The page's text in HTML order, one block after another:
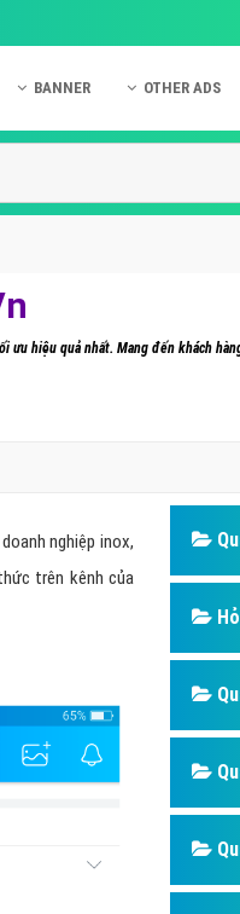
BANNER OTHER ADS
Dịch vụ
Hỏi đáp
Hỏi đáp
Hỏi đáp
Hỏi đáp
Hỏi đáp viết
Quảng cáo
hiệu quả nhất. Mang đến khách
nghiệp inox,
trên kênh của